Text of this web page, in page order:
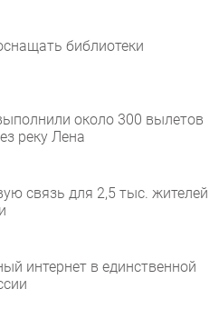
библиотеки
около 300 вылетов
реку Лена
связь для 2,5 тыс. жителей
интернет в единственной